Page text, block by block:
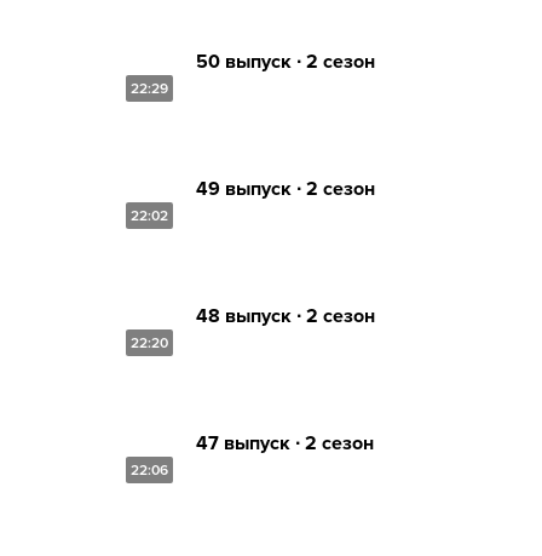
22:29
50 выпуск ∙ 2 сезон
22:02
49 выпуск ∙ 2 сезон
22:20
48 выпуск ∙ 2 сезон
22:06
47 выпуск ∙ 2 сезон